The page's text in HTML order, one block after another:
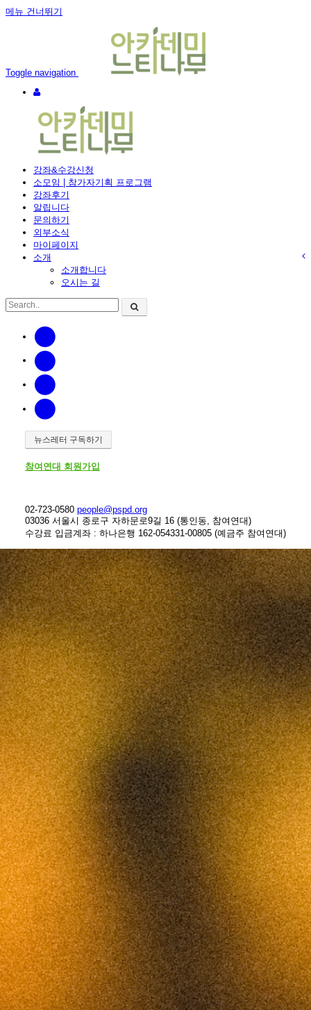
메뉴 건너뛰기
Toggle navigation
강좌&수강신청
소모임 | 참가자기획 프로그램
강좌후기
알립니다
문의하기
외부소식
마이페이지
소개
소개합니다
오시는 길
뉴스레터 구독하기
참여연대 회원가입
02-723-0580 people@pspd.org
03036 서울시 종로구 자하문로9길 16 (통인동, 참여연대)
수강료 입금계좌 : 하나은행 162-054331-00805 (예금주 참여연대)